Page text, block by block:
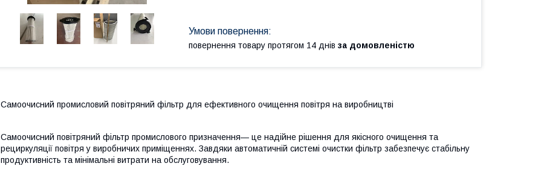
повернення товару протягом 14 днів за домовленістю
Самоочисний промисловий повітряний фільтр для ефективного очищення повітря на виробництві
Самоочисний повітряний фільтр промислового призначення— це надійне рішення для якісного очищення та
рециркуляції повітря у виробничих приміщеннях. Завдяки автоматичній системі очистки фільтр забезпечує стабільну
продуктивність та мінімальні витрати на обслуговування.